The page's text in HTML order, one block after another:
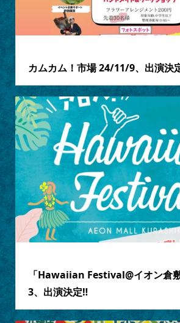
カムカム！市場 24/11/9、出演
「Hawaiian Festival@イオン倉
3、出演決定‼